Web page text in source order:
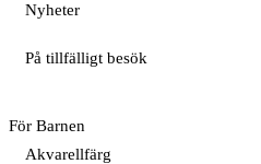
Nyheter
På tillfälligt besök
För Barnen
Akvarellfärg